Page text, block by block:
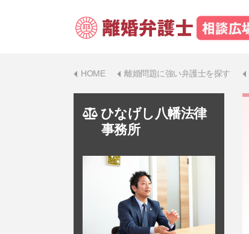
HOME 離婚問題に強い弁護士を探す
ひなげし八幡法律
事務所